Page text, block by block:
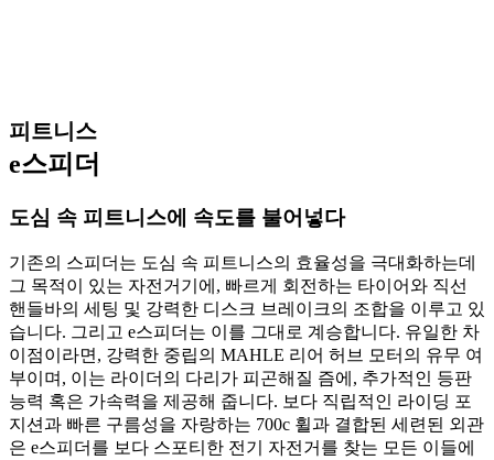
피트니스
e스피더
도심 속 피트니스에 속도를 불어넣다
기존의 스피더는 도심 속 피트니스의 효율성을 극대화하는데
그 목적이 있는 자전거기에, 빠르게 회전하는 타이어와 직선
핸들바의 세팅 및 강력한 디스크 브레이크의 조합을 이루고 있
습니다. 그리고 e스피더는 이를 그대로 계승합니다. 유일한 차
이점이라면, 강력한 중립의 MAHLE 리어 허브 모터의 유무 여
부이며, 이는 라이더의 다리가 피곤해질 즘에, 추가적인 등판
능력 혹은 가속력을 제공해 줍니다. 보다 직립적인 라이딩 포
지션과 빠른 구름성을 자랑하는 700c 휠과 결합된 세련된 외관
은 e스피더를 보다 스포티한 전기 자전거를 찾는 모든 이들에